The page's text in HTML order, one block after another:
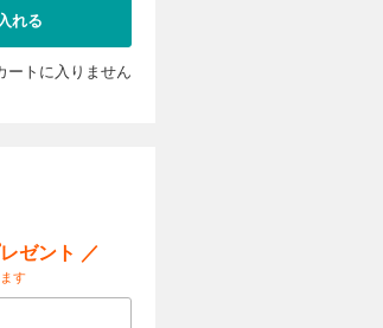
れる
ートに入りません
ゼント ／
す